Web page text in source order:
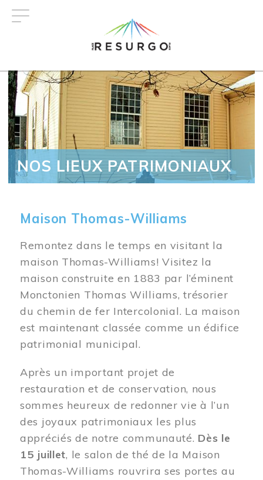
NOS LIEUX PATRIMONIAUX
Maison Thomas-Williams
Remontez dans le temps en visitant la
maison Thomas-Williams! Visitez la
maison construite en 1883 par l’éminent
Monctonien Thomas Williams, trésorier
du chemin de fer Intercolonial. La maison
est maintenant classée comme un édifice
patrimonial municipal.
Après un important projet de
restauration et de conservation, nous
sommes heureux de redonner vie à l’un
des joyaux patrimoniaux les plus
appréciés de notre communauté. Dès le
15 juillet, le salon de thé de la Maison
Thomas-Williams rouvrira ses portes au